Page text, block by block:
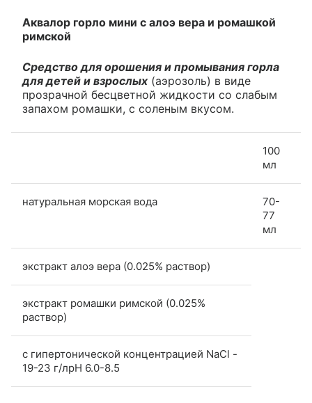
Аквалор горло мини с алоэ вера и ромашкой
римской
Средство для орошения и промывания горла
для детей и взрослых(аэрозоль) в виде
прозрачной бесцветной жидкости со слабым
запахом ромашки, с соленым вкусом.
100
мл
натуральная морская вода
70-
77
мл
экстракт алоэ вера (0.025% раствор)
экстракт ромашки римской (0.025%
раствор)
с гипертонической концентрацией NaCl -
19-23 г/лpH 6.0-8.5